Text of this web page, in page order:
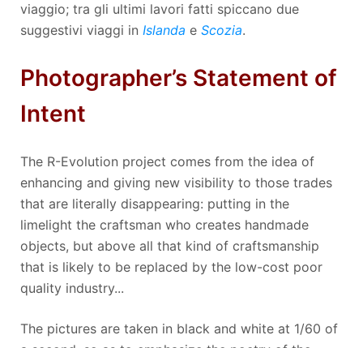
viaggio; tra gli ultimi lavori fatti spiccano due
suggestivi viaggi in Islanda e Scozia.
Photographer’s Statement of
Intent
The R-Evolution project comes from the idea of
enhancing and giving new visibility to those trades
that are literally disappearing: putting in the
limelight the craftsman who creates handmade
objects, but above all that kind of craftsmanship
that is likely to be replaced by the low-cost poor
quality industry...
The pictures are taken in black and white at 1/60 of